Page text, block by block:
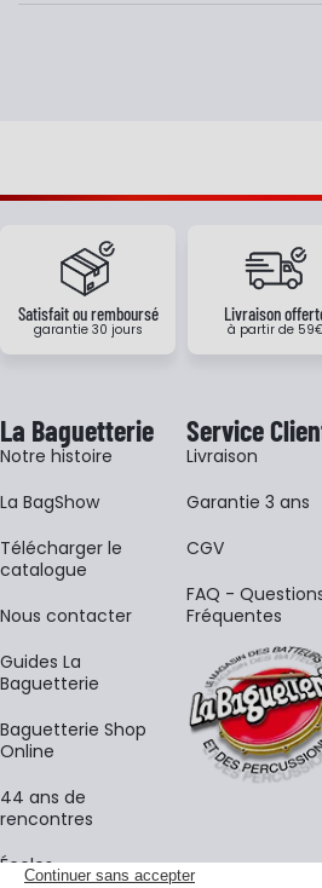
Satisfait ou remboursé
garantie 30 jours
Livraison
à partir de
La Baguetterie
Notre histoire
La BagShow
​Télécharger le
catalogue
Nous contacter
Guides La
Baguetterie
Baguetterie Shop
Online
44 ans de
rencontres
Écoles
Service
Livraison
Garantie 3 ans
CGV
FAQ -
Fréquentes